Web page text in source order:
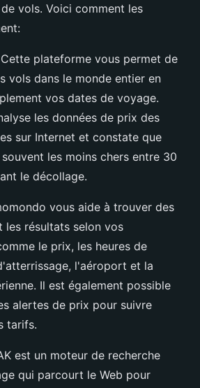
vols. Voici comment les
plateforme vous permet de
vols dans le monde entier en
vos dates de voyage.
les données de prix des
sur Internet et constate que
les moins chers entre 30
le décollage.
vous aide à trouver des
les résultats selon vos
le prix, les heures de
l'aéroport et la
Il est également possible
alertes de prix pour suivre
tarifs.
est un moteur de recherche
qui parcourt le Web pour